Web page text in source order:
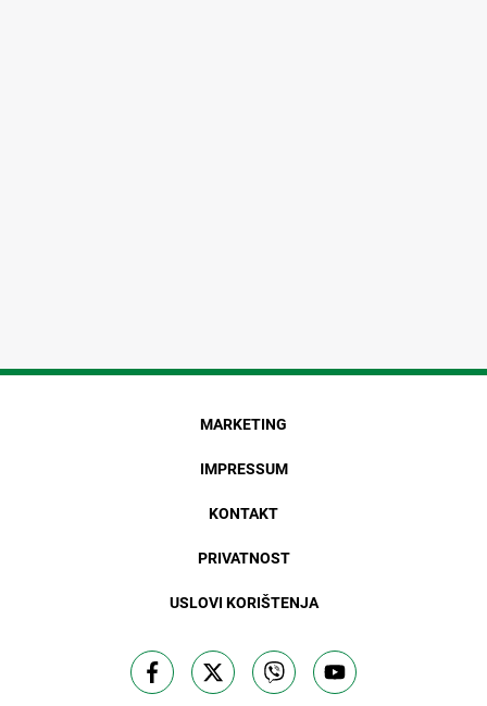
MARKETING
IMPRESSUM
KONTAKT
PRIVATNOST
USLOVI KORIŠTENJA